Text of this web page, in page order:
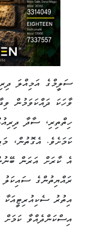
ސަލީމްގެ އަމިއްލަ
ވާހަކަ ދައްކަވަމުން
ހިތްތިރި، ސާދާ
ކަމަށެވެ. އެގޮތުން،
އެ ކާރަށް އަރަން
ރައްޔިތުންގެ ސައިކަލު
އިތުރު ސެކިއުރިޓީއަކާ
އިސްކަންދެއްވާ ކަމަށް